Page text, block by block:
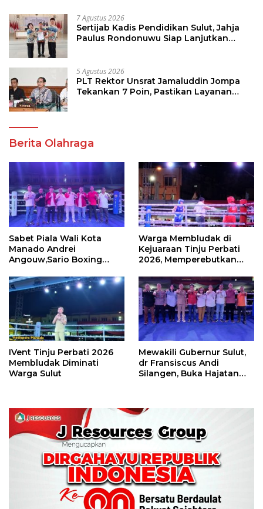
7 Agustus 2026
Sertijab Kadis Pendidikan Sulut, Jahja
Paulus Rondonuwu Siap Lanjutkan
5 Agustus 2026
PLT Rektor Unsrat Jamaluddin Jompa
Tekankan 7 Poin, Pastikan Layanan
Berita Olahraga
Sabet Piala Wali Kota
Manado Andrei
Angouw,Sario Boxing
Perbati 2026
Warga Membludak di
Kejuaraan Tinju Perbati
2026, Memperebutkan
IVent Tinju Perbati 2026
Membludak Diminati
Warga Sulut
Mewakili Gubernur Sulut,
dr Fransiscus Andi
Silangen, Buka Hajatan